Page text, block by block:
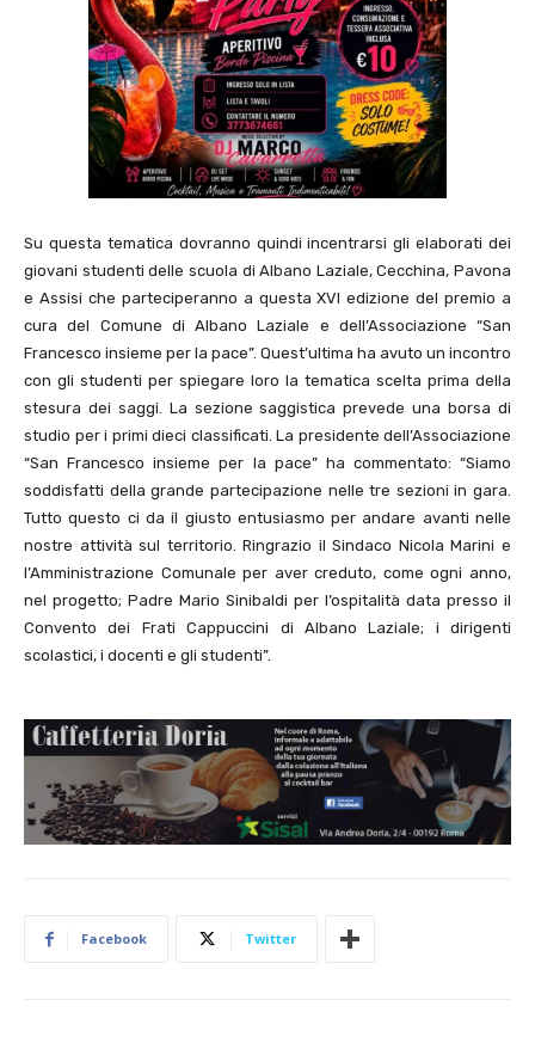
Su questa tematica dovranno quindi incentrarsi gli elaborati dei
giovani studenti delle scuola di Albano Laziale, Cecchina, Pavona
e Assisi che parteciperanno a questa XVI edizione del premio a
cura del Comune di Albano Laziale e dell’Associazione “San
Francesco insieme per la pace”. Quest’ultima ha avuto un incontro
con gli studenti per spiegare loro la tematica scelta prima della
stesura dei saggi. La sezione saggistica prevede una borsa di
studio per i primi dieci classificati. La presidente dell’Associazione
“San Francesco insieme per la pace” ha commentato: “Siamo
soddisfatti della grande partecipazione nelle tre sezioni in gara.
Tutto questo ci da il giusto entusiasmo per andare avanti nelle
nostre attività sul territorio. Ringrazio il Sindaco Nicola Marini e
l’Amministrazione Comunale per aver creduto, come ogni anno,
nel progetto; Padre Mario Sinibaldi per l’ospitalità data presso il
Convento dei Frati Cappuccini di Albano Laziale; i dirigenti
scolastici, i docenti e gli studenti”.
Facebook Twitter